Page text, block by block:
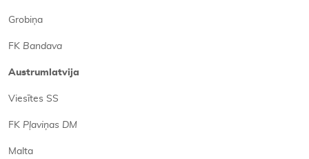
Grobiņa
FK Bandava
Austrumlatvija
Viesītes SS
FK Pļaviņas DM
Malta